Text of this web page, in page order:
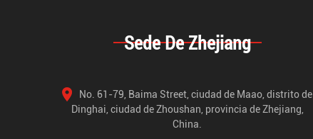
Sede De Zhejiang
No. 61-79, Baima Street, ciudad de Maao, distrito de
Dinghai, ciudad de Zhoushan, provincia de Zhejiang,
China.